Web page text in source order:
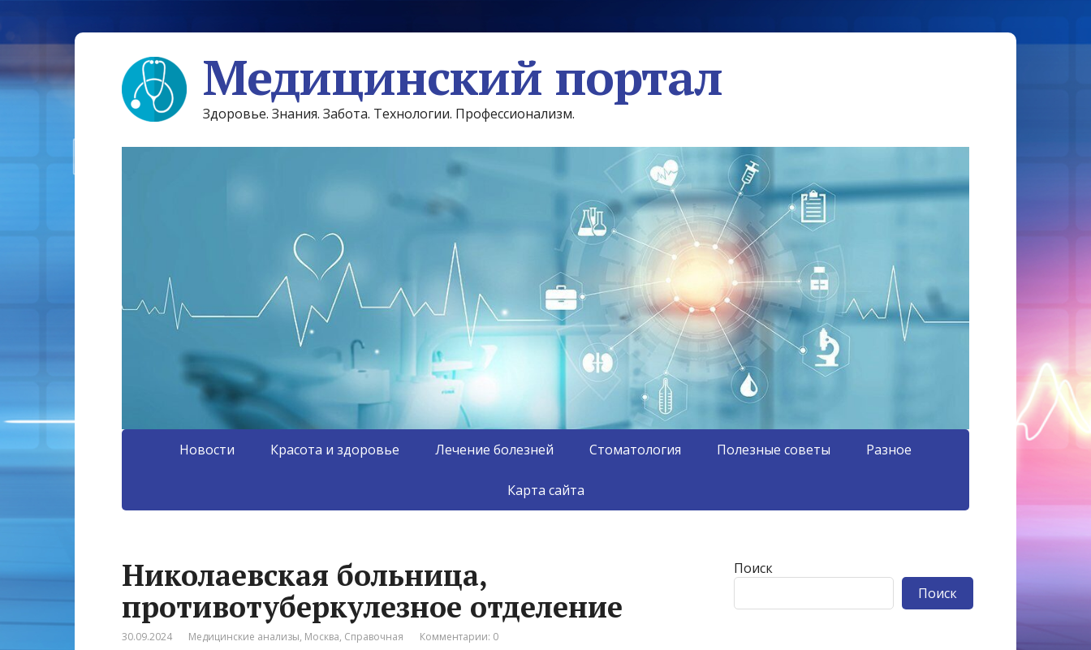
Медицинский портал
Здоровье. Знания. Забота. Технологии. Профессионализм.
Новости Красота и здоровье Лечение болезней Стоматология Полезные советы Разное
Карта сайта
Николаевская больница,
противотуберкулезное отделение
30.09.2024 Медицинские анализы, Москва, Справочная Комментарии: 0
Поиск
Поиск